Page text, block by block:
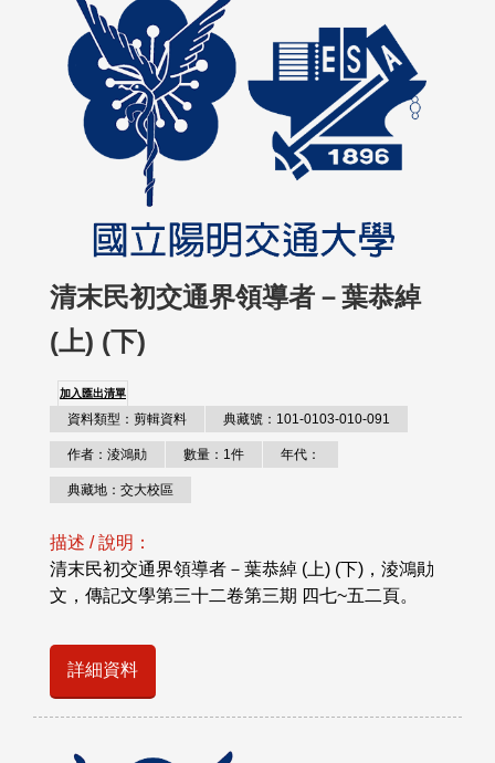
清末民初交通界領導者－葉恭綽
(上) (下)
加入匯出清單
資料類型：剪輯資料 典藏號：101-0103-010-091
作者：淩鴻勛 數量：1件 年代：
典藏地：交大校區
描述 / 說明：
清末民初交通界領導者－葉恭綽 (上) (下)，淩鴻勛
文，傳記文學第三十二卷第三期 四七~五二頁。
詳細資料